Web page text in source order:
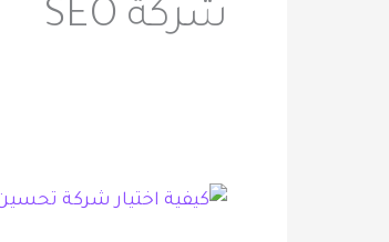
شركة SEO
كيفية